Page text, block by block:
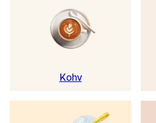
Kohv